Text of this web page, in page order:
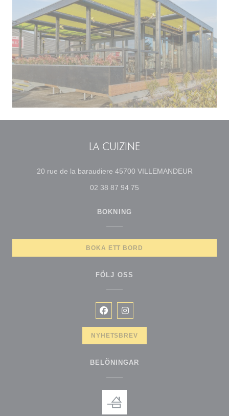
LA CUIZINE
20 rue de la baraudiere 45700 VILLEMANDEUR((öppnas i
02 38 87 94 75
BOKNING
BOKA ETT BORD
FÖLJ OSS
Facebook ((öppnas i ett nytt
Instagram ((öppnas i ett nytt
NYHETSBREV
BELÖNINGAR